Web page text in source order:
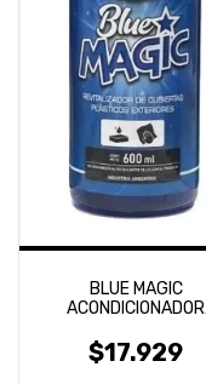
BLUE MAGIC
ACONDICIONADOR
SHINE
$17.929